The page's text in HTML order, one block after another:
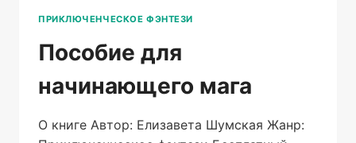
ПРИКЛЮЧЕНЧЕСКОЕ ФЭНТЕЗИ
Пособие для
начинающего мага
О книге Автор: Елизавета Шумская Жанр: